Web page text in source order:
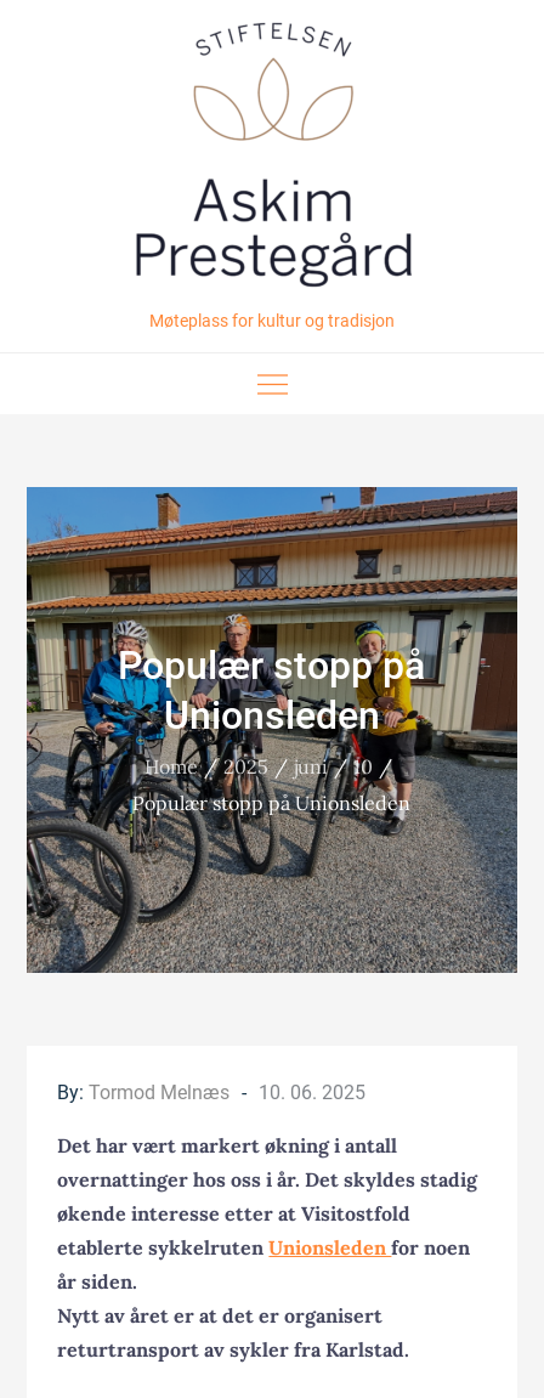
Møteplass for kultur og tradisjon
Populær stopp på
Unionsleden
Home 2025 juni
10
Populær stopp på Unionsleden
By:Tormod Melnæs
Posted
10. 06. 2025
Det har vært markert økning i antall
overnattinger hos oss i år. Det skyldes stadig
økende interesse etter at Visitostfold
etablerte sykkelrutenUnionsledenfor noen
år siden.
Nytt av året er at det er organisert
returtransport av sykler fra Karlstad.